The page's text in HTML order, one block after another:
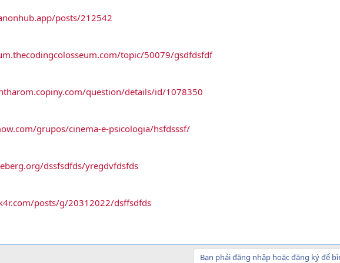
posts/212542
topic/50079/gsdfdsfdf
question/details/id/1078350
grupos/cinema-e-psicologia/hsfdsssf/
dssfsdfds/yregdvfdsfds
posts/g/20312022/dsffsdfds
Bạn phải đăng nhập hoặc đăng ký để